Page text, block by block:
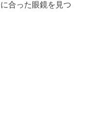
合った眼鏡を見つ